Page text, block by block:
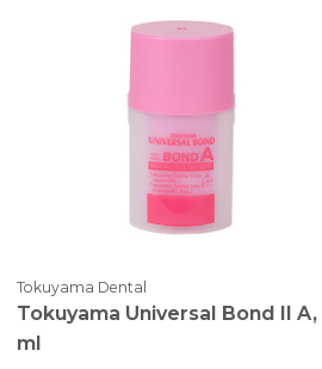
Tokuyama Dental
Tokuyama Universal Bond II A,
ml